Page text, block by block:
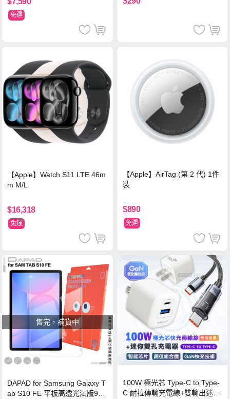
免運
【Apple】Watch S11 LTE 46m
m M/L
$16,318
免運
【Apple】AirTag (第 2 代) 1件
裝
$890
免運
售完，補貨中
DAPAD for Samsung Galaxy T
ab S10 FE 平板高透光滿版9H
100W 極光芯 Type-C to Type-
C 耐拉傳輸充電線+雙輸出迷你